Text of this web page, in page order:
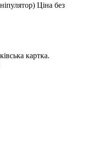
Ціна без
картка.